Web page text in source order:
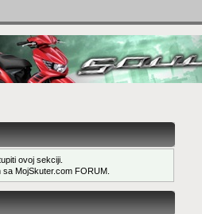
ovoj sekciji.
sa MojSkuter.com FORUM.